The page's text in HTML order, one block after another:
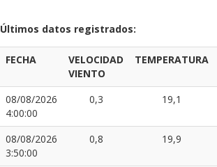
Últimos datos registrados:
FECHA
VELOCIDAD
VIENTO
TEMPERATURA
08/08/2026
4:00:00
0,3 19,1
08/08/2026
3:50:00
0,8 19,9